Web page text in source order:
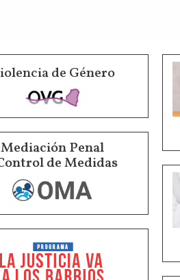
de Género
Mediación Penal
de Medidas